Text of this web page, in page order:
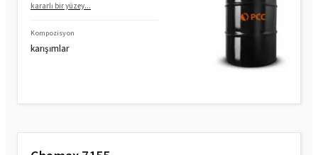
kararlı bir yüzey...
Kompozisyon
karışımlar